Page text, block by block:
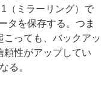
（ミラーリング）で
タを保存する。つま
こっても、バックアッ
頼性がアップしてい
る。